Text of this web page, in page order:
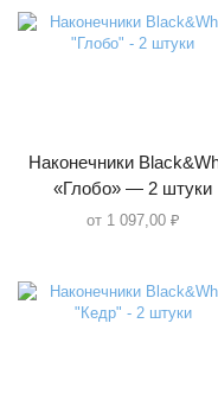
Наконечники
«Глобо» — 2 штуки
от 1 097,00 ₽